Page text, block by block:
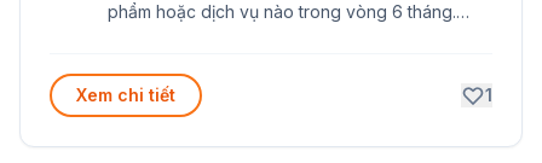
phẩm hoặc dịch vụ nào trong vòng 6 tháng.
marketing chuyên nghiệp./
Xem chi tiết 1